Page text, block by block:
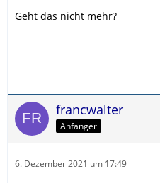
Geht das nicht mehr?
francwalter
Anfänger
6. Dezember 2021 um 17:49